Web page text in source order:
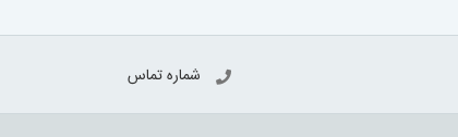
شماره تماس